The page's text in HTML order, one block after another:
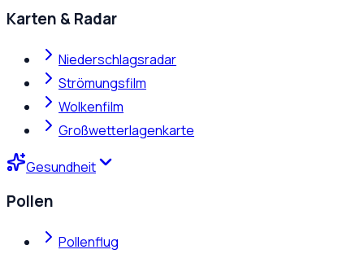
Karten & Radar
Niederschlagsradar
Strömungsfilm
Wolkenfilm
Großwetterlagenkarte
Gesundheit
Pollen
Pollenflug